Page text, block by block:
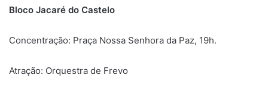
Bloco Jacaré do Castelo
Concentração: Praça Nossa Senhora da Paz, 19h.
Atração: Orquestra de Frevo